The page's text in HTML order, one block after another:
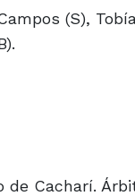
(S),
de Cacharí.